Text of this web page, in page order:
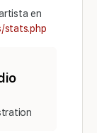
en
stats.php